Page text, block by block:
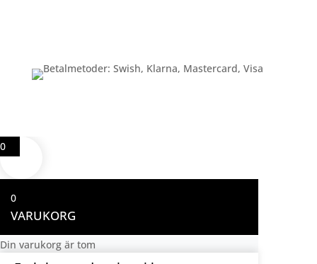
0
0
VARUKORG
Din varukorg är tom